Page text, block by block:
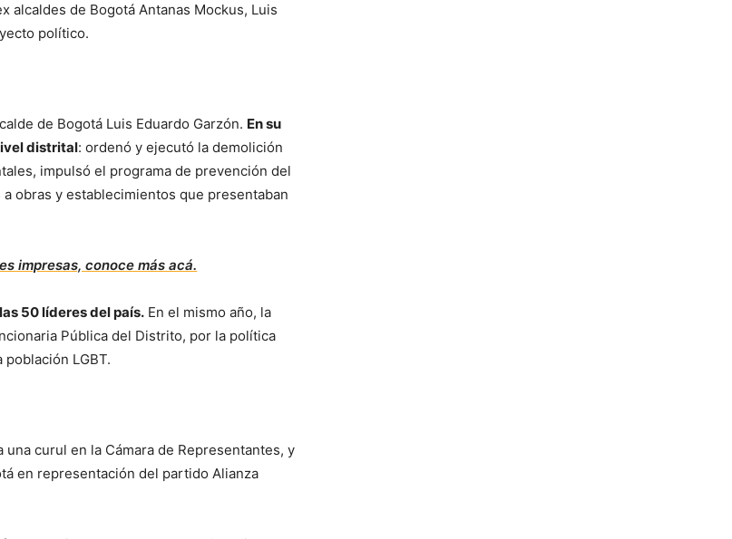
alcaldes de Bogotá Antanas Mockus, Luis
político.
de Bogotá Luis Eduardo Garzón. En su
distrital: ordenó y ejecutó la demolición
impulsó el programa de prevención del
obras y establecimientos que presentaban
impresas, conoce más acá.
50 líderes del país. En el mismo año, la
Pública del Distrito, por la política
LGBT.
curul en la Cámara de Representantes, y
en representación del partido Alianza